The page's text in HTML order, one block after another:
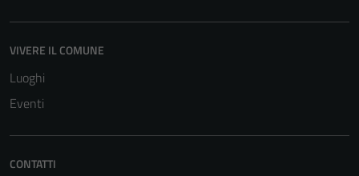
VIVERE IL COMUNE
Luoghi
Eventi
CONTATTI